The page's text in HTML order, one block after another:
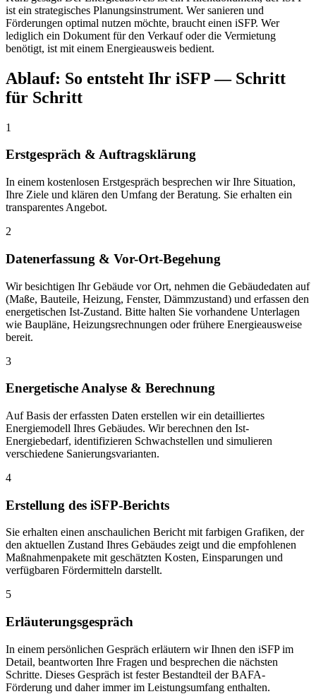
ist ein strategisches Planungsinstrument. Wer sanieren und
Förderungen optimal nutzen möchte, braucht einen iSFP. Wer
lediglich ein Dokument für den Verkauf oder die Vermietung
benötigt, ist mit einem Energieausweis bedient.
Ablauf: So entsteht Ihr iSFP — Schritt
für Schritt
1
Erstgespräch & Auftragsklärung
In einem kostenlosen Erstgespräch besprechen wir Ihre Situation,
Ihre Ziele und klären den Umfang der Beratung. Sie erhalten ein
transparentes Angebot.
2
Datenerfassung & Vor-Ort-Begehung
Wir besichtigen Ihr Gebäude vor Ort, nehmen die Gebäudedaten auf
(Maße, Bauteile, Heizung, Fenster, Dämmzustand) und erfassen den
energetischen Ist-Zustand. Bitte halten Sie vorhandene Unterlagen
wie Baupläne, Heizungsrechnungen oder frühere Energieausweise
bereit.
3
Energetische Analyse & Berechnung
Auf Basis der erfassten Daten erstellen wir ein detailliertes
Energiemodell Ihres Gebäudes. Wir berechnen den Ist-
Energiebedarf, identifizieren Schwachstellen und simulieren
verschiedene Sanierungsvarianten.
4
Erstellung des iSFP-Berichts
Sie erhalten einen anschaulichen Bericht mit farbigen Grafiken, der
den aktuellen Zustand Ihres Gebäudes zeigt und die empfohlenen
Maßnahmenpakete mit geschätzten Kosten, Einsparungen und
verfügbaren Fördermitteln darstellt.
5
Erläuterungsgespräch
In einem persönlichen Gespräch erläutern wir Ihnen den iSFP im
Detail, beantworten Ihre Fragen und besprechen die nächsten
Schritte. Dieses Gespräch ist fester Bestandteil der BAFA-
Förderung und daher immer im Leistungsumfang enthalten.